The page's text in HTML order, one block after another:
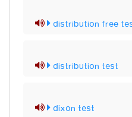
distribution free
distribution test
dixon test